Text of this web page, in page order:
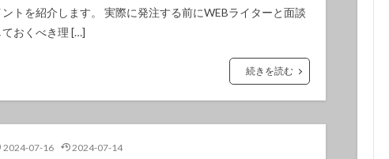
ントを紹介します。 実際に発注する前にWEBライターと面談
ておくべき理 […]
続きを読む
2024-07-16 2024-07-14